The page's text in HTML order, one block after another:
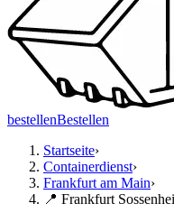
bestellenBestellen
Startseite›
Containerdienst›
Frankfurt am Main›
📍 Frankfurt